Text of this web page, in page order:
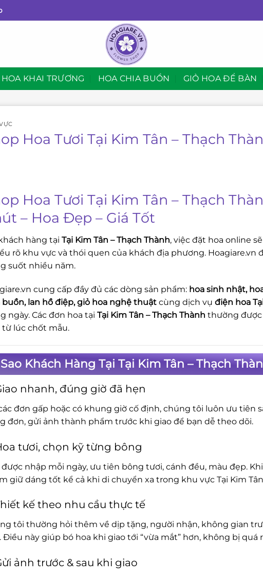
HOA KHAI TRƯƠNG HOA CHIA BUỒN GIỎ HOA ĐỂ BÀN
Hoa Tươi Tại Kim Tân – Thạch
Hoa Tươi Tại Kim Tân – Thạch
– Hoa Đẹp – Giá Tốt
hàng tại Tại Kim Tân – Thạch Thành, việc đặt hoa online
rõ khu vực và thói quen của khách địa phương. Hoagiare.vn
suốt nhiều năm.
cung cấp đầy đủ các dòng sản phẩm: hoa sinh nhật,
buồn, lan hồ điệp, giỏ hoa nghệ thuật cùng dịch vụ điện hoa
ngày. Các đơn hoa tại Tại Kim Tân – Thạch Thành thường được
lúc chốt mẫu.
Khách Hàng Tại Tại Kim Tân – Thạch
nhanh, đúng giờ đã hẹn
đơn gấp hoặc có khung giờ cố định, chúng tôi luôn ưu tiên
đơn, gửi ảnh thành phẩm trước khi giao để bạn dễ theo dõi.
tươi, chọn kỹ từng bông
được nhập mỗi ngày, ưu tiên bông tươi, cánh đều, màu đẹp.
giữ dáng tốt kể cả khi di chuyển xa trong khu vực Tại Kim Tân
kế theo nhu cầu thực tế
tôi thường hỏi thêm về dịp tặng, người nhận, không gian
Điều này giúp bó hoa khi giao tới “vừa mắt” hơn, không bị
ảnh trước & sau khi giao